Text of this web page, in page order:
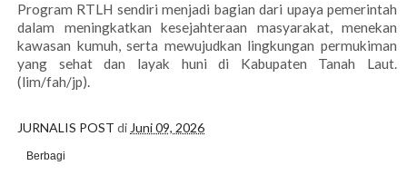
Program RTLH sendiri menjadi bagian dari upaya pemerintah
dalam meningkatkan kesejahteraan masyarakat, menekan
kawasan kumuh, serta mewujudkan lingkungan permukiman
yang sehat dan layak huni di Kabupaten Tanah Laut.
(lim/fah/jp).
JURNALIS POST di Juni 09, 2026
Berbagi